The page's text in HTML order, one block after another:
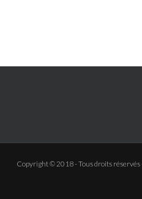
Copyright © 2018 - Tous droits réservés